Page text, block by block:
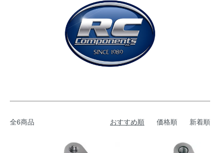
全6商品 おすすめ順 価格順 新着順